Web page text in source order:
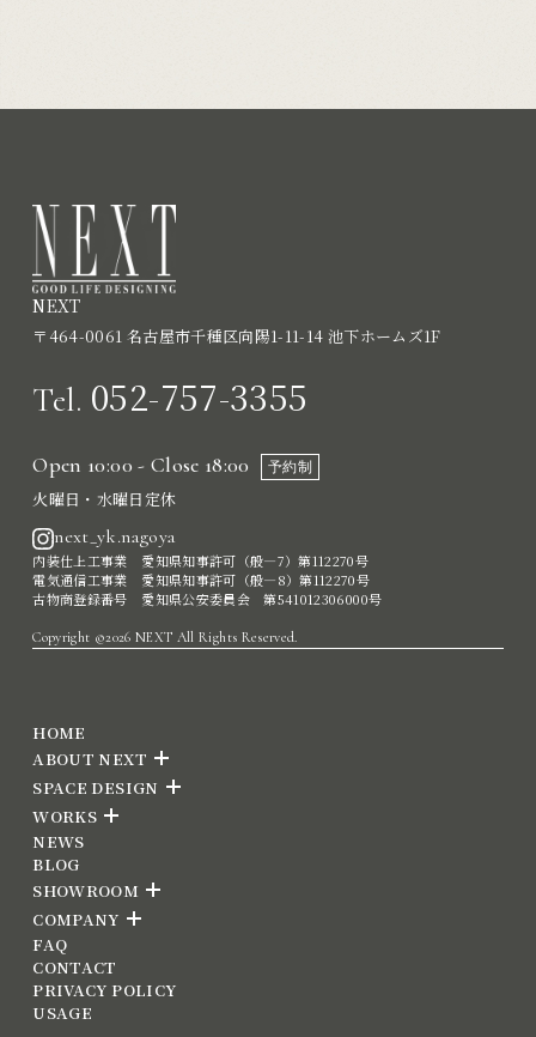
NEXT
〒464-0061 名古屋市千種区向陽1-11-14 池下ホームズ1F
Tel. 052-757-3355
Open 10:00 - Close 18:00 予約制
火曜日・水曜日定休
next_yk.nagoya
内装仕上工事業 愛知県知事許可（般―7）第112270号
電気通信工事業 愛知県知事許可（般―8）第112270号
古物商登録番号 愛知県公安委員会 第541012306000号
Copyright ©2026 NEXT All Rights Reserved.
HOME
ABOUT NEXT
SPACE DESIGN
WORKS
NEWS
BLOG
SHOWROOM
COMPANY
FAQ
CONTACT
PRIVACY POLICY
USAGE